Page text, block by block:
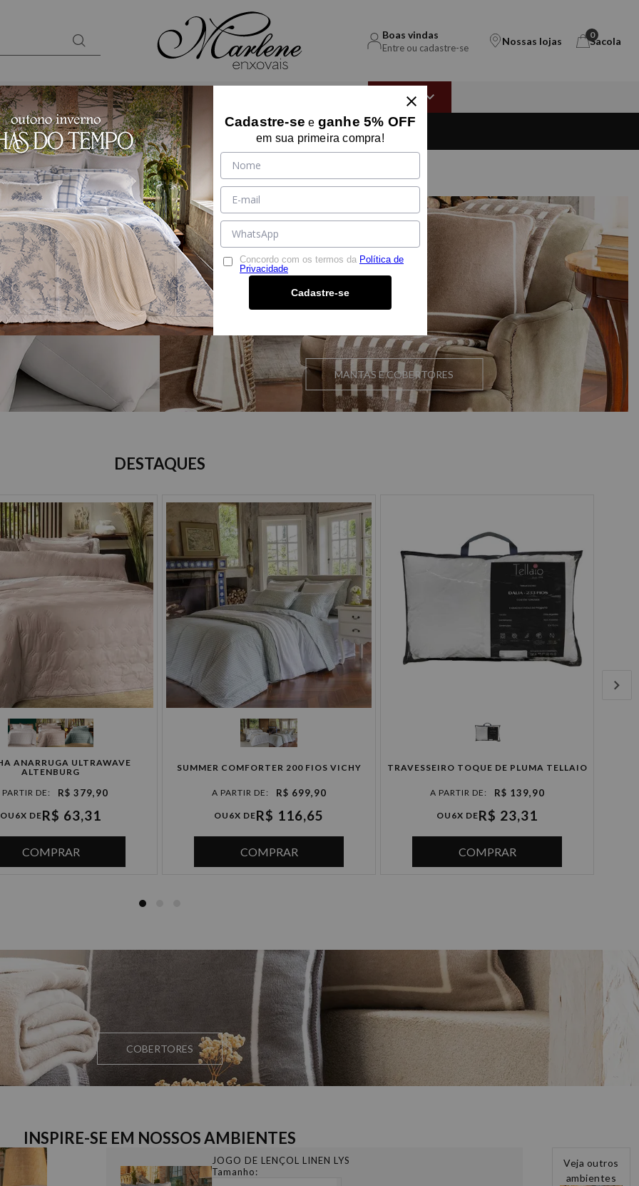
Boas vindas
Entre ou cadastre-se
Nossas lojas
0
Sacola
BANHO KIDS PRESENTES OUTLET
Parcelamento em até6 vezes s/ juros
MANTAS E COBERTORES
DESTAQUES
ANARRUGA ULTRAWAVE
ALTENBURG
R$ 379,90
OU 6X DER$ 63,31
COMPRAR
SUMMER COMFORTER 200 FIOS VICHY
R$ 699,90
OU 6X DER$ 116,65
COMPRAR
TRAVESSEIRO TOQUE DE PLUMA TELLAIO
R$ 139,90
OU 6X DER$ 23,31
COMPRAR
COBERTORES
INSPIRE-SE EM NOSSOS AMBIENTES
JOGO DE LENÇOL LINEN LYS
Tamanho:
Veja outros
ambientes
Cadastre-se e ganhe 5% OFF
em sua primeira compra!
Concordo com os termos da Política de
Privacidade
Cadastre-se